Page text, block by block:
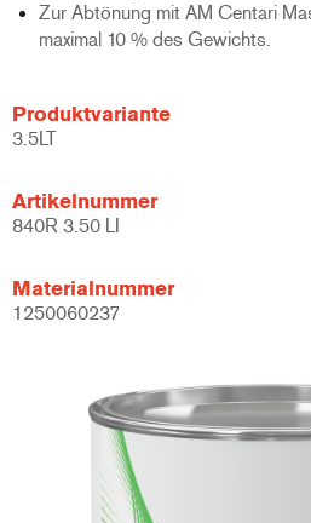
Zur Abtönung mit AM Centari
maximal 10 % des Gewichts.
Produktvariante
3.5LT
Artikelnummer
840R 3.50 LI
Materialnummer
1250060237